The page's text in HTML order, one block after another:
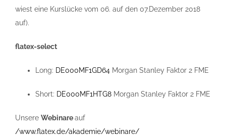
wiest eine Kurslücke vom 06. auf den 07.Dezember 2018
auf).
flatex-select
Long: DE000MF1GD64 Morgan Stanley Faktor 2 FME
Short: DE000MF1HTG8 Morgan Stanley Faktor 2 FME
Unsere Webinareauf
/www.flatex.de/akademie/webinare/